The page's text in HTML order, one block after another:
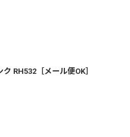
RH532［メール便OK］